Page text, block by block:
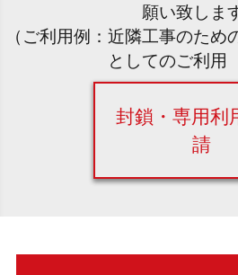
願い致しま
（ご利用例：近隣工事のた
としてのご利用
封鎖・専用利
請